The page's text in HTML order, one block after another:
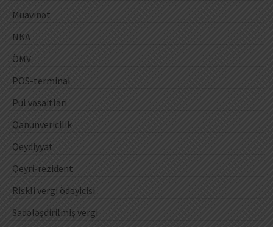
Müavinət
NKA
ÖMV
POS-terminal
Pul vəsaitləri
Qanunvericilik
Qeydiyyat
Qeyri-rezident
Riskli vergi ödəyicisi
Sadələşdirilmiş vergi